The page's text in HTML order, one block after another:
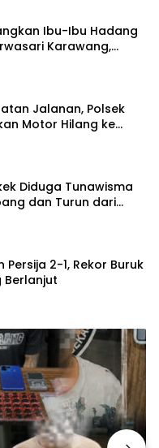
Ibu-Ibu Hadang
Karawang,
Keramaian!
Jalanan, Polsek
Motor Hilang ke
Diduga Tunawisma
dan Turun dari
Bau Badan
2-1, Rekor Buruk
Berlanjut